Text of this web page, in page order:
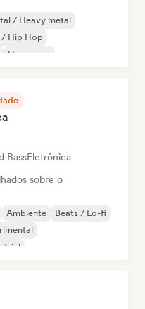
/ Heavy metal
/ Hip Hop
Hyperpop
BassEletrônica
sobre o
Ambiente
Beats / Lo-fi